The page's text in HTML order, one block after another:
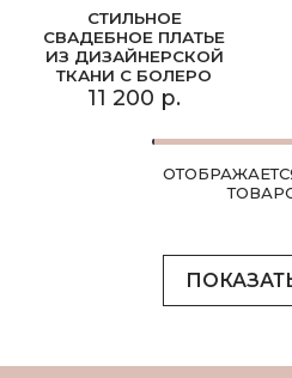
СТИЛЬНОЕ
СВАДЕБНОЕ ПЛАТЬЕ
ИЗ ДИЗАЙНЕРСКОЙ
ТКАНИ С БОЛЕРО
11 200 р.